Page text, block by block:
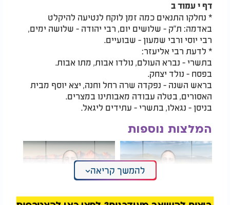
דף י עמוד ב
* נחלקו התנאים כמה זמן לוקח לנטיעה להיקלט
באדמה: ת"ק - שלושים יום, רבי יהודה - שלושה ימים,
רבי יוסי ורבי שמעון - שבועיים.
* לדעת רבי אליעזר:
בתשרי - נברא העולם, נולדו אבות, מתו אבות.
בפסח - נולד יצחק.
בראש השנה - נפקדה שרה רחל וחנה, יצא יוסף מבית
האסורים, בטלה עבודה מאבותינו במצרים.
בניסן - נגאלו, בתשרי - עתידים ליגאל.
המלצות נוספות
להמשך קריאה